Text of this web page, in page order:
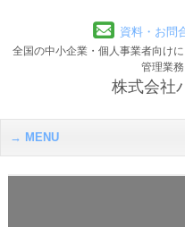
資料・お問
全国の中小企業・個人事業者向け
管理業務
株式会社
MENU